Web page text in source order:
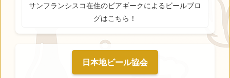
サンフランシスコ在住のビアギークによるビールブロ
グはこちら！
日本地ビール協会